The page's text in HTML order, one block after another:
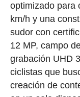
optimizado para
km/h y una
sudor con
12 MP, campo
grabación UHD
ciclistas que
creación de